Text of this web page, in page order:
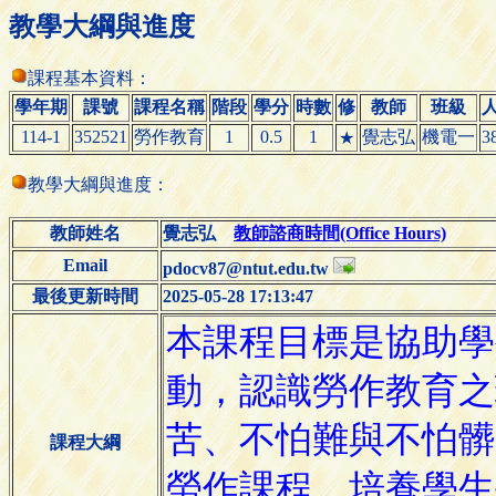
教學大綱與進度
課程基本資料：
學年期
課號 課程名稱 階段 學分 時數 修 教師 班級
114-1
352521 勞作教育 1 0.5 1 ★ 覺志弘 機電一
教學大綱與進度：
教師姓名 覺志弘教師諮商時間(Office Hours)
Email
pdocv87@ntut.edu.tw
最後更新時間
2025-05-28 17:13:47
課程大綱